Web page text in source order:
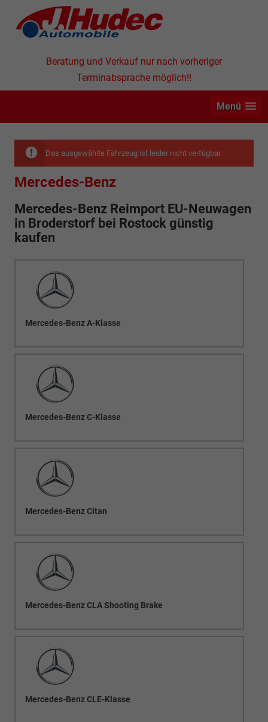
Beratung und Verkauf nur nach vorheriger
Terminabsprache möglich!!
Menü
Das ausgewählte Fahrzeug ist leider nicht verfügbar.
Mercedes-Benz
Mercedes-Benz Reimport EU-Neuwagen
in Broderstorf bei Rostock günstig
kaufen
Mercedes-Benz A-Klasse
Mercedes-Benz C-Klasse
Mercedes-Benz Citan
Mercedes-Benz CLA Shooting Brake
Mercedes-Benz CLE-Klasse